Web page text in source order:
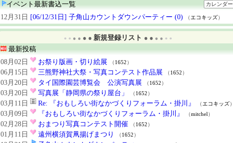
イベント最新書込一覧 カレンダー
12月31日 [06/12/31日] 子角山カウントダウンパーティー (0) （ エコキッズ）
● ● ● ● ● ● 新規登録リスト ● ● ● ● ● ●
最新投稿
08月02日
お祭り版画・切り絵展 （ 1652 ）
06月15日 三熊野神社大祭・写真コンテスト作品展 （ 1652 ）
03月20日 タイ国際園芸博覧会 公演写真展 （ 1652 ）
03月20日 写真展「静岡県の祭り屋台」 （ 1652 ）
03月11日 Re: 『おもしろい街なかづくりフォーラム・掛川』 （ エコキッズ）
03月09日 『おもしろい街なかづくりフォーラム・掛川』 （mitchel ）
02月28日 おまつり写真コンテスト開催 （ 1652 ）
01月11日 遠州横須賀凧揚げまつり （ 1652 ）